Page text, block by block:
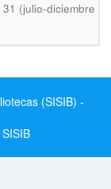
(julio-diciembre
(SISIB) -